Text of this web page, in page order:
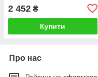
2 452 ₴
Купити
Про нас